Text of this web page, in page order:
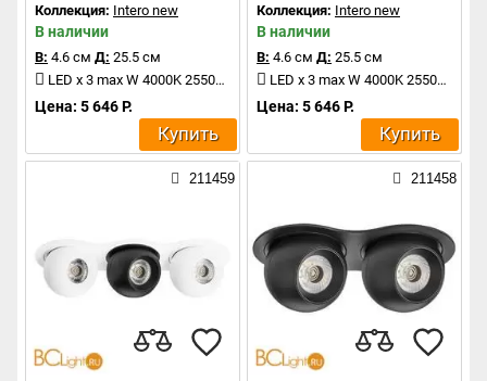
Коллекция: Intero new
В наличии
В: 4.6 см Д: 25.5 см
LED x 3 max W 4000K 2550Lm
Цена: 5 646 Р.
Купить
Коллекция: Intero new
В наличии
В: 4.6 см Д: 25.5 см
LED x 3 max W 4000K 2550Lm
Цена: 5 646 Р.
Купить
211459 211458